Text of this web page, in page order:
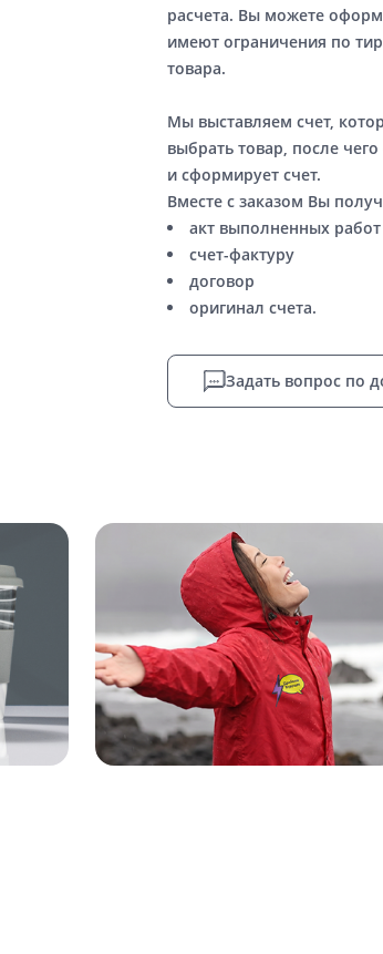
расчета. Вы можете
имеют ограничения по
товара.
Мы выставляем счет,
выбрать товар, после
и сформирует счет.
Вместе с заказом Вы
акт выполненных работ
счет-фактуру
договор
оригинал счета.
Задать вопрос по